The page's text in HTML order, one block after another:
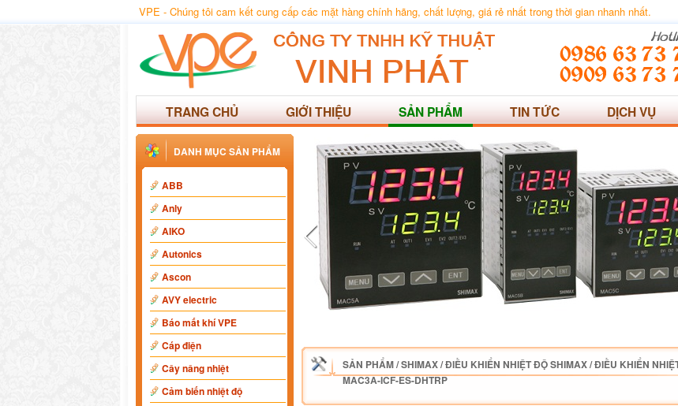
VPE - Chúng tôi cam kết cung cấp các mặt hàng chính hãng, chất lượng, giá rẻ nhất trong thời gian nhanh nhất.
TRANG CHỦ GIỚI THIỆU SẢN PHẨM TIN TỨC DỊCH VỤ
DANH MỤC SẢN PHẨM
ABB
Anly
AIKO
Autonics
Ascon
AVY electric
Báo mất khí VPE
Cáp điện
Cây nâng nhiệt
Cảm biến nhiệt độ
SẢN PHẨM/SHIMAX/ĐIỀU KHIỂN NHIỆT ĐỘ SHIMAX/ĐIỀU KHIỂN
MAC3A-ICF-ES-DHTRP